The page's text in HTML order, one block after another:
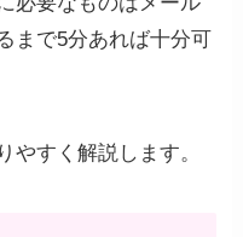
まで5分あれば十分可
やすく解説します。